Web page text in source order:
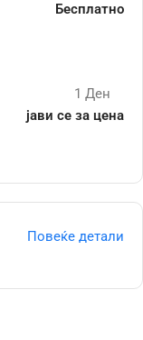
Бесплатно
1 Ден
јави се за цена
Повеќе детали